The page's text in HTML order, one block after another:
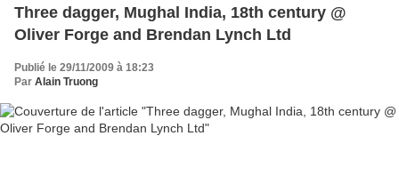
Three dagger, Mughal India, 18th century @
Oliver Forge and Brendan Lynch Ltd
Publié le 29/11/2009 à 18:23
Par Alain Truong